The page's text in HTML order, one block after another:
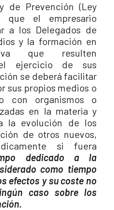
de Prevención (Ley
que el empresario
a los Delegados de
y la formación en
que resulten
ejercicio de sus
se deberá facilitar
sus propios medios o
con organismos o
en la materia y
la evolución de los
de otros nuevos,
si fuera
dedicado a la
como tiempo
efectos y su coste no
caso sobre los